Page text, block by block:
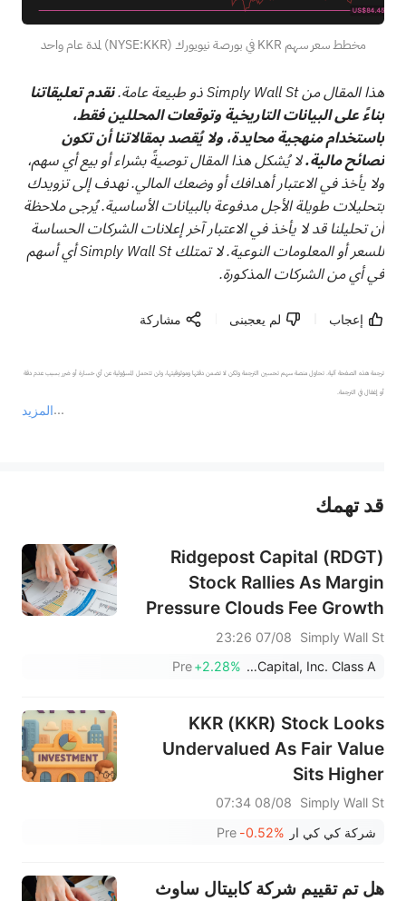
مخطط سعر سهم KKR في بورصة نيويورك (NYSE:KKR) لمدة عام واحد
هذا المقال من Simply Wall St ذو طبيعة عامة.
نقدم تعليقاتنا
بناءً على البيانات التاريخية وتوقعات المحللين فقط،
باستخدام منهجية محايدة، ولا يُقصد بمقالاتنا أن تكون
نصائح مالية.لا يُشكل هذا المقال توصيةً بشراء أو بيع أي سهم،
ولا يأخذ في الاعتبار أهدافك أو وضعك المالي. نهدف إلى تزويدك
بتحليلات طويلة الأجل مدفوعة بالبيانات الأساسية. يُرجى ملاحظة
أن تحليلنا قد لا يأخذ في الاعتبار آخر إعلانات الشركات الحساسة
للسعر أو المعلومات النوعية. لا تمتلك Simply Wall St أي أسهم
في أي من الشركات المذكورة.
إعجاب لم يعجبنى مشاركة
المزيد
ترجمة هذه الصفحة آلية. تحاول منصة سهم تحسين الترجمة ولكن لا تضمن دقتها وموثوقيتها، ولن تتحمل المسؤولية عن أي خسارة أو ضرر بسبب عدم دقة
أو إغفال في الترجمة.
عند الضرورة، يرجى استشارة مستشار استثمار محترف. لا تقدم منصة سهم أي مشورة استثمارية، ولا تقدم أي التزامات أو ضمانات.
قد تهمك
Ridgepost Capital (RDGT)
Stock Rallies As Margin
Pressure Clouds Fee Growth
Simply Wall St
07/08 23:26
Ridgepost Capital, Inc. Class A
+2.28%
Pre
KKR (KKR) Stock Looks
Undervalued As Fair Value
Sits Higher
Simply Wall St
08/08 07:34
شركة كي كي ار -0.52%
Pre
هل تم تقييم شركة كابيتال ساوث